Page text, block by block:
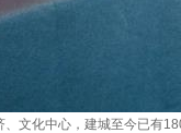
文化中心，建城至今已有